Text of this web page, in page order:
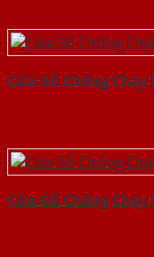
Cửa Gỗ Chống Cháy
Cửa Gỗ Chống Cháy